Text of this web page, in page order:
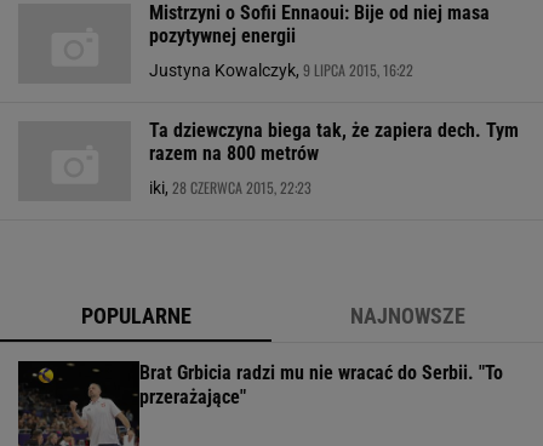
Mistrzyni o Sofii Ennaoui: Bije od niej masa
pozytywnej energii
Justyna Kowalczyk, 9 LIPCA 2015, 16:22
Ta dziewczyna biega tak, że zapiera dech. Tym
razem na 800 metrów
iki, 28 CZERWCA 2015, 22:23
POPULARNE NAJNOWSZE
Brat Grbicia radzi mu nie wracać do Serbii. "To
przerażające"